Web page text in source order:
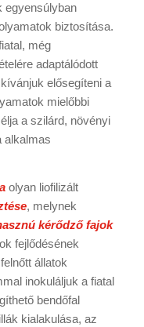
egyensúlyban
biztosítása.
még
adaptálódott
elősegíteni a
mielőbbi
a szilárd, növényi
alkalmas
olyan liofilizált
, melynek
kérődző fajok
fejlődésének
állatok
inokuláljuk a fiatal
bendőfal
kialakulása, az